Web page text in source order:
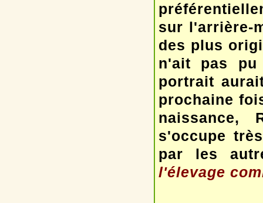
sur l'arrière-
des plus
n'ait pas pu
portrait
prochaine
naissance,
s'occupe
par les
l'élevage